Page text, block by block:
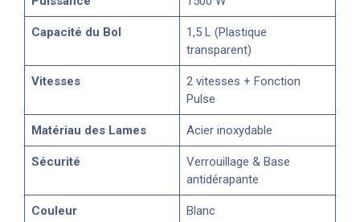
Capacité du Bol
1,5 L (Plastique
transparent)
Vitesses
2 vitesses + Fonction
Pulse
Matériau des Lames Acier inoxydable
Sécurité
Verrouillage & Base
antidérapante
Couleur Blanc